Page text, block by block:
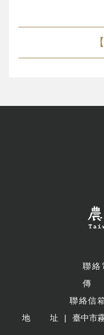
聯絡
傳
聯絡信
地 址
臺中市